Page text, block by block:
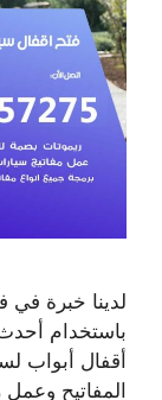
لدينا خبرة في
باستخدام
أقفال أبواب
المفاتيح